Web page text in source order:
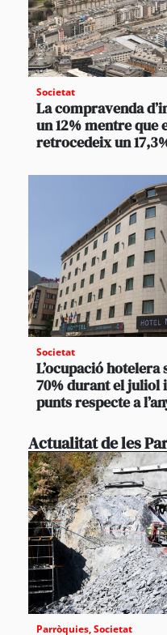
Societat
La compravenda
un 12% mentre que
retrocedeix un
Societat
L’ocupació
70% durant el juliol
punts respecte a
Actualitat de les
Parròquies,Societat